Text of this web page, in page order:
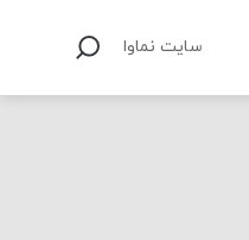
سایت نماوا